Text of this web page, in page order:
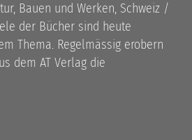
Bauen und Werken, Schweiz /
der Bücher sind heute
Thema. Regelmässig erobern
dem AT Verlag die